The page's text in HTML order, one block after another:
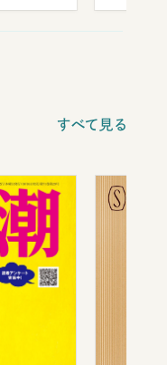
すべて見る